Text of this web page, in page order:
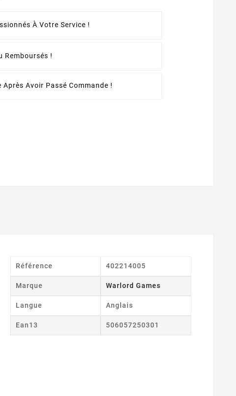
À Votre Service !
Remboursés !
Après Avoir Passé Commande !
Référence 402214005
Marque Warlord Games
Langue Anglais
Ean13 506057250301